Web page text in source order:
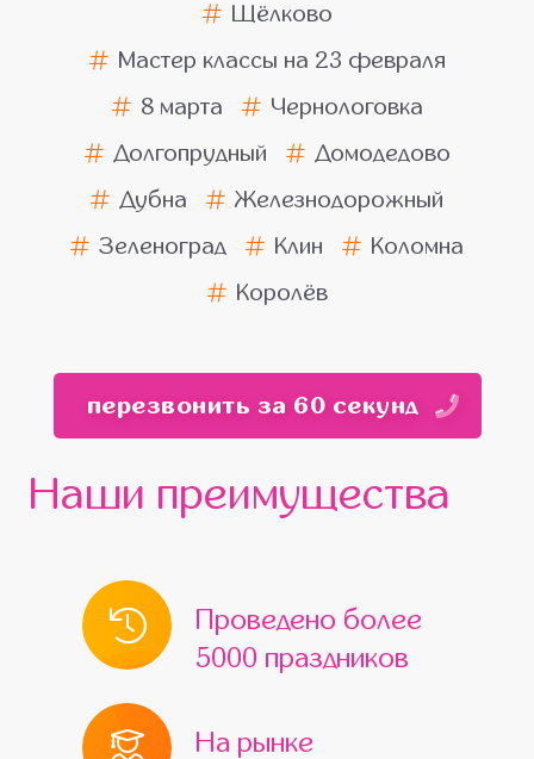
Щёлково
Мастер классы на 23 февраля
8 марта
Чернологовка
Долгопрудный
Домодедово
Дубна
Железнодорожный
Зеленоград
Клин
Коломна
Королёв
перезвонить за 60 секунд
Наши преимущества
Проведено более
5000 праздников
На рынке